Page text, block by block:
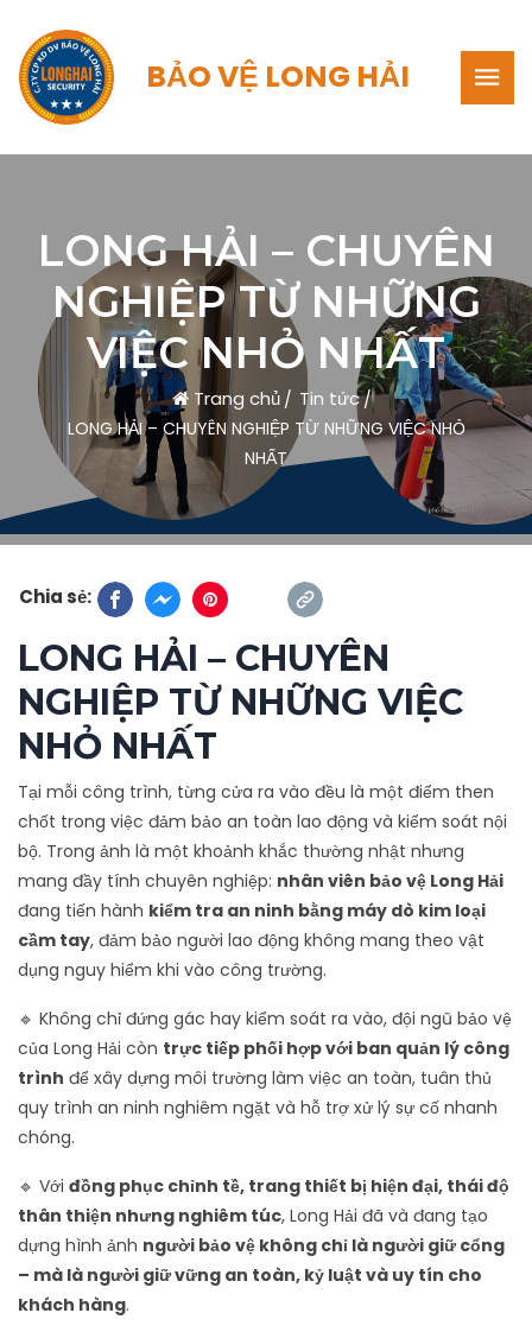
BẢO VỆ LONG HẢI
LONG HẢI – CHUYÊN
NGHIỆP TỪ NHỮNG
VIỆC NHỎ NHẤT
Trang chủ Tin tức
LONG HẢI – CHUYÊN NGHIỆP TỪ NHỮNG VIỆC NHỎ
NHẤT
Chia sẻ:
LONG HẢI – CHUYÊN
NGHIỆP TỪ NHỮNG VIỆC
NHỎ NHẤT
Tại mỗi công trình, từng cửa ra vào đều là một điểm then
chốt trong việc đảm bảo an toàn lao động và kiểm soát nội
bộ. Trong ảnh là một khoảnh khắc thường nhật nhưng
mang đầy tính chuyên nghiệp: nhân viên bảo vệ Long Hải
đang tiến hành kiểm tra an ninh bằng máy dò kim loại
cầm tay, đảm bảo người lao động không mang theo vật
dụng nguy hiểm khi vào công trường.
🔹 Không chỉ đứng gác hay kiểm soát ra vào, đội ngũ bảo vệ
của Long Hải còn trực tiếp phối hợp với ban quản lý công
trình để xây dựng môi trường làm việc an toàn, tuân thủ
quy trình an ninh nghiêm ngặt và hỗ trợ xử lý sự cố nhanh
chóng.
🔹 Với đồng phục chỉnh tề, trang thiết bị hiện đại, thái độ
thân thiện nhưng nghiêm túc, Long Hải đã và đang tạo
dựng hình ảnh người bảo vệ không chỉ là người giữ cổng
– mà là người giữ vững an toàn, kỷ luật và uy tín cho
khách hàng.